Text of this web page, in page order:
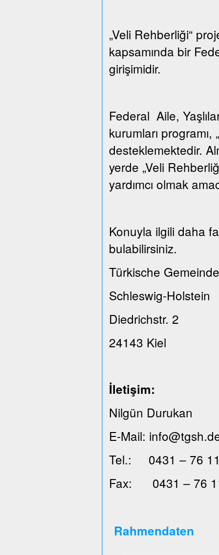
„Veli Rehberliği“
kapsamında bir
girişimidir.
Federal Aile,
kurumları programı,
desteklemektedir.
yerde „Veli
yardımcı olmak
Konuyla ilgili daha
bulabilirsiniz.
Türkische
Schleswig-Holstein
Diedrichstr. 2
24143 Kiel
İletişim:
Nilgün Durukan
E-Mail:
Tel.: 0431 – 76
Fax: 0431 – 76
Rahmendaten